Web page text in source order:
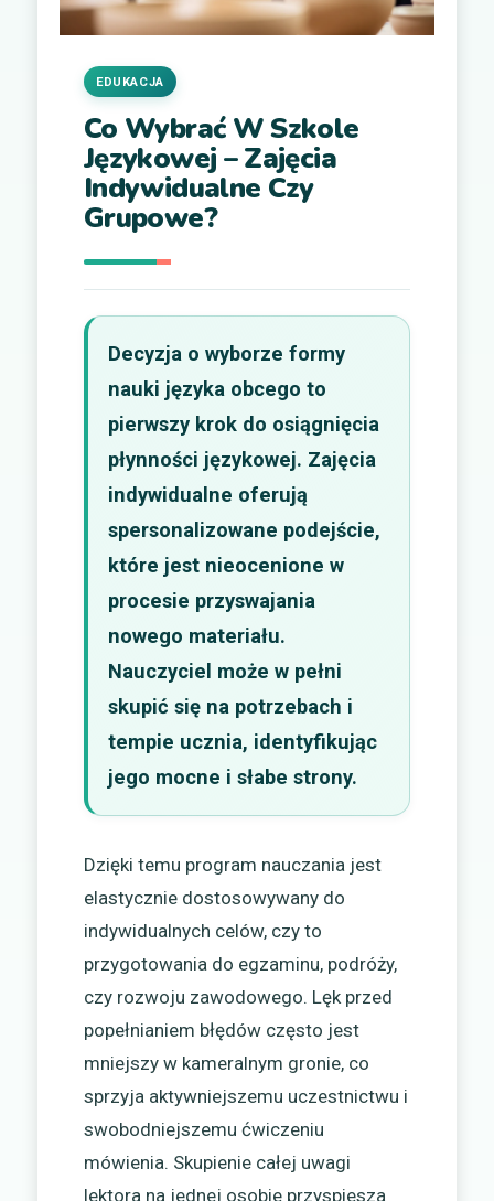
Co Wybrać W Szkole
Językowej – Zajęcia
Indywidualne Czy
Grupowe?
EDUKACJA
Decyzja o wyborze formy
nauki języka obcego to
pierwszy krok do osiągnięcia
płynności językowej. Zajęcia
indywidualne oferują
spersonalizowane podejście,
które jest nieocenione w
procesie przyswajania
nowego materiału.
Nauczyciel może w pełni
skupić się na potrzebach i
tempie ucznia, identyfikując
jego mocne i słabe strony.
Dzięki temu program nauczania jest
elastycznie dostosowywany do
indywidualnych celów, czy to
przygotowania do egzaminu, podróży,
czy rozwoju zawodowego. Lęk przed
popełnianiem błędów często jest
mniejszy w kameralnym gronie, co
sprzyja aktywniejszemu uczestnictwu i
swobodniejszemu ćwiczeniu
mówienia. Skupienie całej uwagi
lektora na jednej osobie przyspiesza